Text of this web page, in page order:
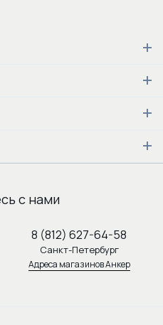
с нами
8 (812) 627-64-58
Санкт-Петербург
Адреса магазинов Анкер